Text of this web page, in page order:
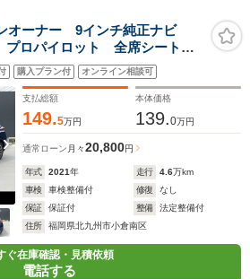
ーナー 9インチ純正ナビ
ロパイロット 全席シートヒ
突被害軽減ブレーキ 踏み間
購入プラン付 オンライン相談可
支払総額
149.5万円
本体価格
139.0万円
通常ローン 月々20,800円
年式 2021年 走行 4.6万km
車検
車検整備付 修復
なし
保証
保証付 整備
法定整備付
住所
福岡県北九州市小倉南区
ぐ在庫確認・見積依頼
電話する